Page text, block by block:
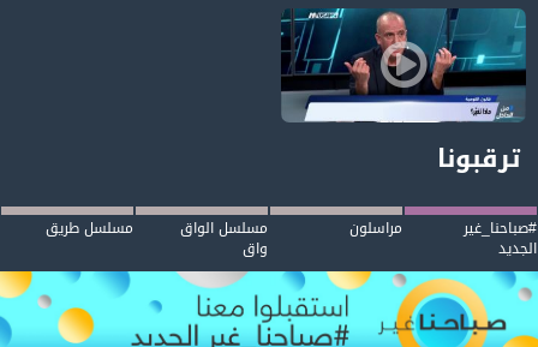
مخاطر قانون القومية؛ الترانسفير وارد وحتى سكن العرب في حيفا سيكون
ترقبونا
#صباحنا_غير
الجديد
مراسلون مسلسل الواق
واق
مسلسل طريق